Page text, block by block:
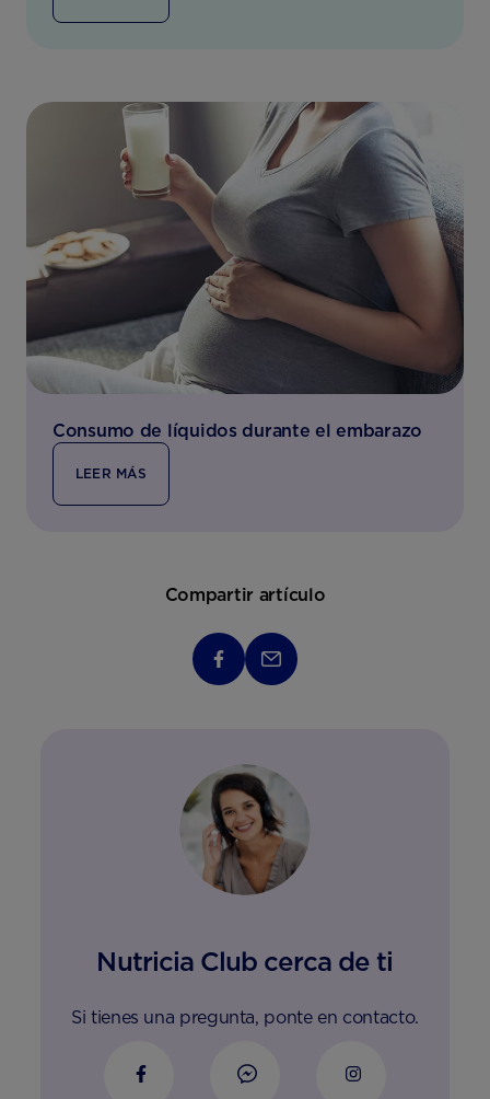
Consumo de líquidos durante el embarazo
LEER MÁS
Compartir artículo
Nutricia Club cerca de ti
Si tienes una pregunta, ponte en contacto.